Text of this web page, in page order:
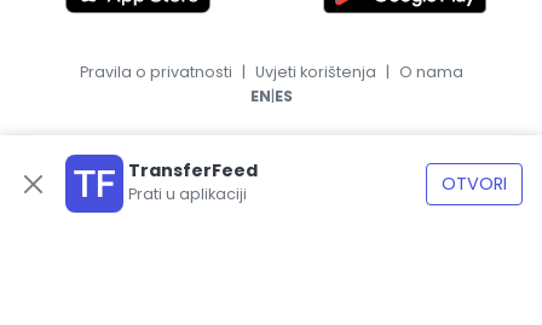
TransferFeed
Prati u aplikaciji OTVORI
Pravila o privatnosti | Uvjeti korištenja | O nama
EN|ES